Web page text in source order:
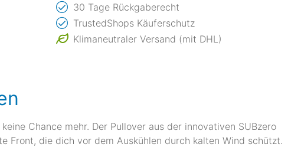
30 Tage Rückgaberecht
TrustedShops Käuferschutz
Klimaneutraler Versand (mit DHL)
Chance mehr. Der Pullover aus der innovativen SUBzero
Front, die dich vor dem Auskühlen durch kalten Wind schützt.